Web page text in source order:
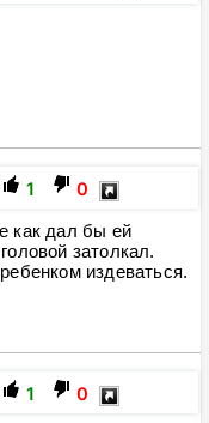
1 0
как дал бы ей
затолкал.
издеваться.
1 0